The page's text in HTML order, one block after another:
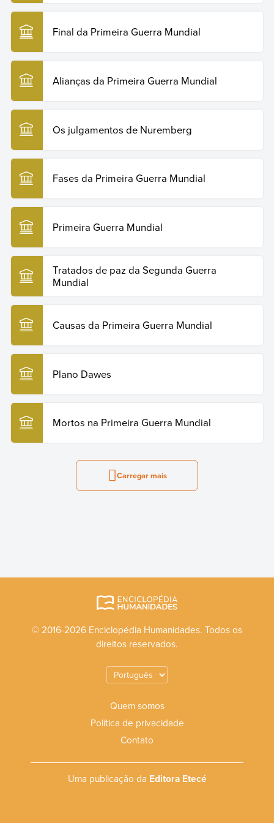
Final da Primeira Guerra Mundial
Alianças da Primeira Guerra Mundial
Os julgamentos de Nuremberg
Fases da Primeira Guerra Mundial
Primeira Guerra Mundial
Tratados de paz da Segunda Guerra
Mundial
Causas da Primeira Guerra Mundial
Plano Dawes
Mortos na Primeira Guerra Mundial
Carregar mais
© 2016-2026 Enciclopédia Humanidades. Todos os
direitos reservados.
Quem somos
Política de privacidade
Contato
Uma publicação da Editora Etecé